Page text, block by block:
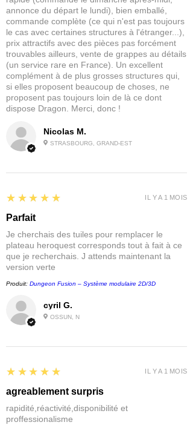
Nicolas M.
STRASBOURG, GRAND-EST
annonce du départ le lundi), bien emballé,
commande complète (ce qui n'est pas toujours
le cas avec certaines structures à l'étranger...),
prix attractifs avec des pièces pas forcément
trouvables ailleurs, vente de grappes au détails
(un service rare en France). Un excellent
complément à de plus grosses structures qui,
si elles proposent beaucoup de choses, ne
proposent pas toujours loin de là ce dont
dispose Dragon. Merci, donc !
cyril G.
OSSUN, N
5
★★★★★
Parfait
Je cherchais des tuiles pour remplacer le
plateau heroquest corresponds tout à fait à ce
que je recherchais. J attends maintenant la
version verte
Produit: Dungeon Fusion – Système modulaire 2D/3D
IL Y A 1 MOIS
5
★★★★★
agreablement surpris
rapidité,réactivité,disponibilité et
proffessionalisme
IL Y A 1 MOIS